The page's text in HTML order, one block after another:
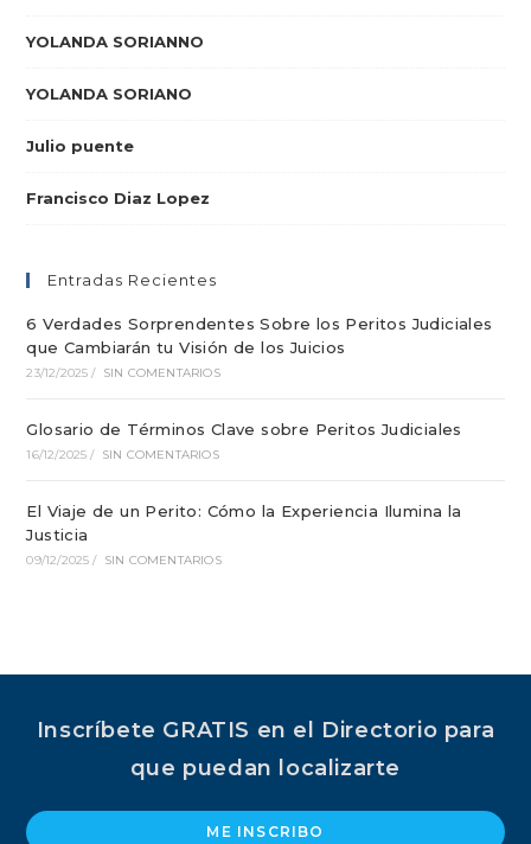
YOLANDA SORIANNO
YOLANDA SORIANO
Julio puente
Francisco Diaz Lopez
Entradas Recientes
6 Verdades Sorprendentes Sobre los Peritos Judiciales
que Cambiarán tu Visión de los Juicios
23/12/2025 / SIN COMENTARIOS
Glosario de Términos Clave sobre Peritos Judiciales
16/12/2025 / SIN COMENTARIOS
El Viaje de un Perito: Cómo la Experiencia Ilumina la
Justicia
09/12/2025 / SIN COMENTARIOS
Inscríbete GRATIS en el Directorio para
que puedan localizarte
ME INSCRIBO